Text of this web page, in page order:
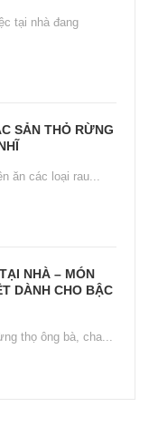
tại nhà đang
SẢN THỎ RỪNG
ăn các loại rau...
NHÀ – MÓN
DÀNH CHO BẬC
thọ ông bà, cha...